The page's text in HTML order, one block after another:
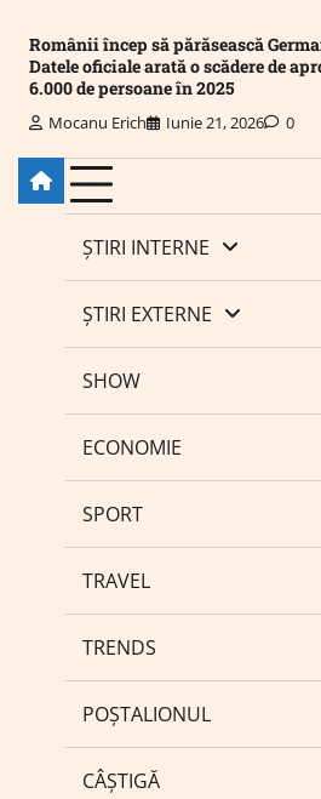
Românii încep să părăsească
Datele oficiale arată o scădere de
6.000 de persoane în 2025
Mocanu Erich Iunie 21, 2026 0
ȘTIRI INTERNE
ȘTIRI EXTERNE
SHOW
ECONOMIE
SPORT
TRAVEL
TRENDS
POȘTALIONUL
CÂȘTIGĂ